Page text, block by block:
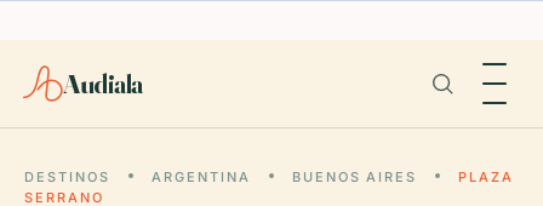
Audiala
DESTINOS ARGENTINA BUENOS AIRES
PLAZA
SERRANO